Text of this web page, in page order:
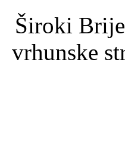
Široki
vrhunske